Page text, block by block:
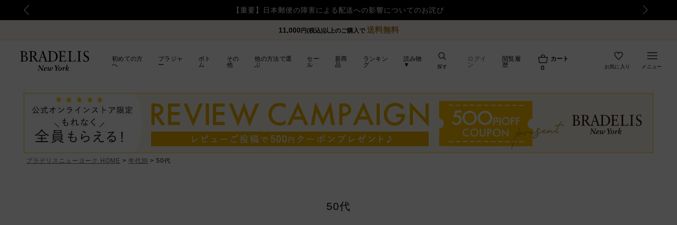
【重要】日本郵便の障害による配送への影響についてのお詫び
11,000 円(税込)以上のご購入で送料無料
初めての方
へ
ブラジャ
ー
ボト
ム
その
他
他の方法で選
ぶ
セー
ル
新商
品
ランキン
グ
読み物
▼
ログイ
ン
閲覧履
歴
カート
0
探す お気に入り メニュー
ブラデリスニューヨーク HOME 年代別 50代
50代